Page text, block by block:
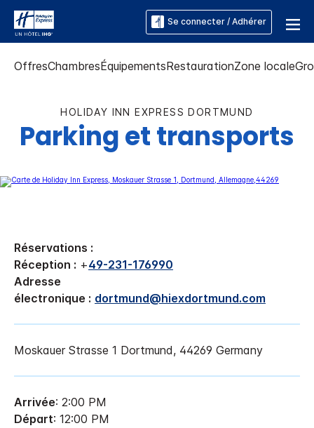
Se connecter / Adhérer
OffresChambresÉquipementsRestaurationZone locale
HOLIDAY INN EXPRESS DORTMUND
Parking et transports
Réservations :
Réception : +49-231-176990
Adresse
électronique : dortmund@hiexdortmund.com
Moskauer Strasse 1 Dortmund, 44269 Germany
Arrivée: 2:00 PM
Départ: 12:00 PM